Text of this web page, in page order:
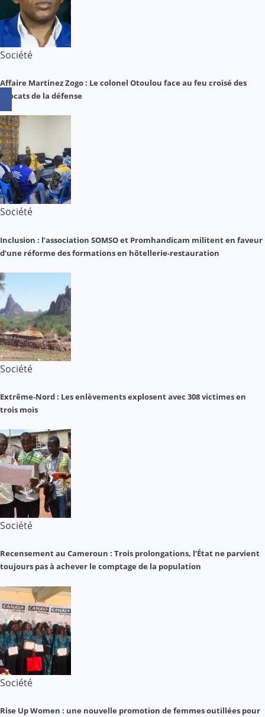
Société
Affaire Martinez Zogo : Le colonel Otoulou face au feu croisé des
avocats de la défense
Société
Inclusion : l’association SOMSO et Promhandicam militent en faveur
d’une réforme des formations en hôtellerie-restauration
Société
Extrême-Nord : Les enlèvements explosent avec 308 victimes en
trois mois
Société
Recensement au Cameroun : Trois prolongations, l’État ne parvient
toujours pas à achever le comptage de la population
Société
Rise Up Women : une nouvelle promotion de femmes outillées pour